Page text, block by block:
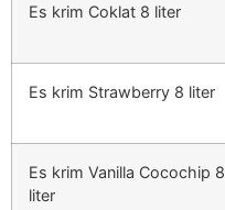
Es krim Coklat 8 liter
Es krim Strawberry 8 liter
Es krim Vanilla Cocochip 8
liter